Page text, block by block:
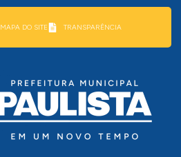
MAPA DO SITE TRANSPARÊNCIA